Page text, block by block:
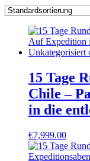
15 Tage
Chile –
in die
€7,999.00